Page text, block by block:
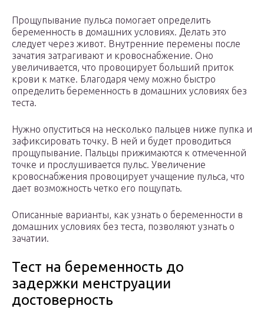
Прощупывание пульса помогает определить
беременность в домашних условиях. Делать это
следует через живот. Внутренние перемены после
зачатия затрагивают и кровоснабжение. Оно
увеличивается, что провоцирует больший приток
крови к матке. Благодаря чему можно быстро
определить беременность в домашних условиях без
теста.
Нужно опуститься на несколько пальцев ниже пупка и
зафиксировать точку. В ней и будет проводиться
прощупывание. Пальцы прижимаются к отмеченной
точке и прослушивается пульс. Увеличение
кровоснабжения провоцирует учащение пульса, что
дает возможность четко его пощупать.
Описанные варианты, как узнать о беременности в
домашних условиях без теста, позволяют узнать о
зачатии.
Тест на беременность до
задержки менструации
достоверность